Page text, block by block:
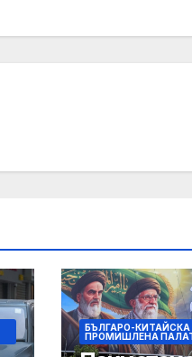
БЪЛГАРО-
ПРОМИШЛЕНА